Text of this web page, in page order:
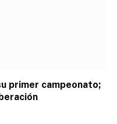
primer campeonato;